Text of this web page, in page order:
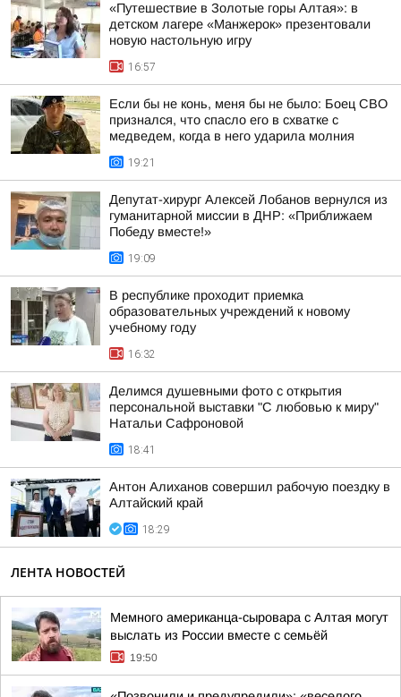
«Путешествие в Золотые горы Алтая»: в
детском лагере «Манжерок» презентовали
новую настольную игру
16:57
Если бы не конь, меня бы не было: Боец СВО
признался, что спасло его в схватке с
медведем, когда в него ударила молния
19:21
Депутат-хирург Алексей Лобанов вернулся из
гуманитарной миссии в ДНР: «Приближаем
Победу вместе!»
19:09
В республике проходит приемка
образовательных учреждений к новому
учебному году
16:32
Делимся душевными фото с открытия
персональной выставки "С любовью к миру"
Натальи Сафроновой
18:41
Антон Алиханов совершил рабочую поездку в
Алтайский край
18:29
ЛЕНТА НОВОСТЕЙ
Мемного американца-сыровара с Алтая могут
выслать из России вместе с семьёй
19:50